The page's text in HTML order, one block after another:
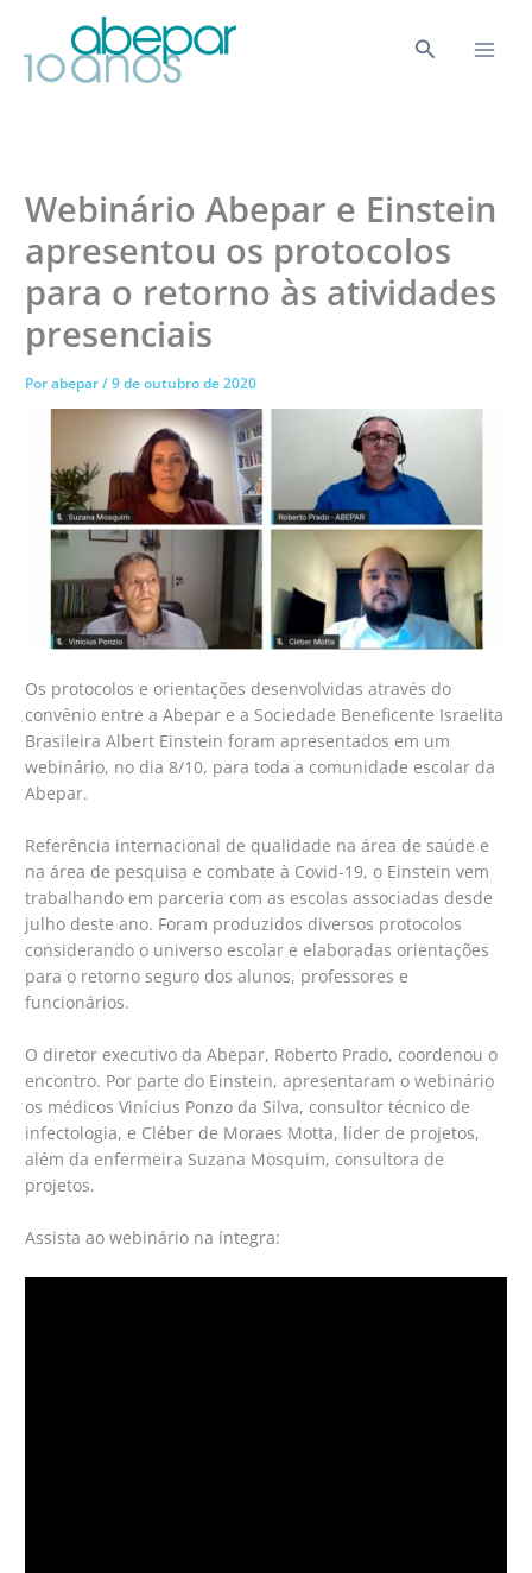
conteúdo
Pesquisar
Webinário Abepar e Einstein
apresentou os protocolos
para o retorno às atividades
presenciais
Porabepar/9 de outubro de 2020
Os protocolos e orientações desenvolvidas através do
convênio entre a Abepar e a Sociedade Beneficente Israelita
Brasileira Albert Einstein foram apresentados em um
webinário, no dia 8/10, para toda a comunidade escolar da
Abepar.
Referência internacional de qualidade na área de saúde e
na área de pesquisa e combate à Covid-19, o Einstein vem
trabalhando em parceria com as escolas associadas desde
julho deste ano. Foram produzidos diversos protocolos
considerando o universo escolar e elaboradas orientações
para o retorno seguro dos alunos, professores e
funcionários.
O diretor executivo da Abepar, Roberto Prado, coordenou o
encontro. Por parte do Einstein, apresentaram o webinário
os médicos Vinícius Ponzo da Silva, consultor técnico de
infectologia, e Cléber de Moraes Motta, líder de projetos,
além da enfermeira Suzana Mosquim, consultora de
projetos.
Assista ao webinário na íntegra: